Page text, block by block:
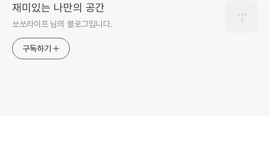
재미있는 나만의 공간
쏘쏘라이프 님의 블로그입니다.
구독하기